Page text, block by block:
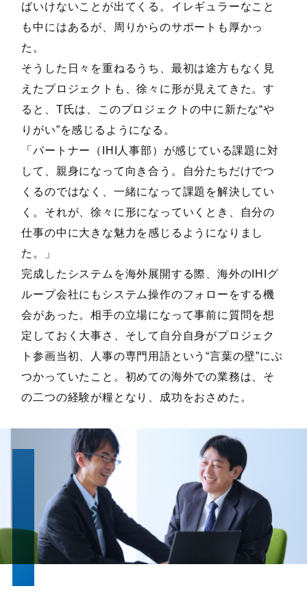
ばいけないことが出てくる。イレギュラーなこと
も中にはあるが、周りからのサポートも厚かっ
た。
そうした日々を重ねるうち、最初は途方もなく見
えたプロジェクトも、徐々に形が見えてきた。す
ると、T氏は、このプロジェクトの中に新たな“や
りがい”を感じるようになる。
「パートナー（IHI人事部）が感じている課題に対
して、親身になって向き合う。自分たちだけでつ
くるのではなく、一緒になって課題を解決してい
く。それが、徐々に形になっていくとき、自分の
仕事の中に大きな魅力を感じるようになりまし
た。」
完成したシステムを海外展開する際、海外のIHIグ
ループ会社にもシステム操作のフォローをする機
会があった。相手の立場になって事前に質問を想
定しておく大事さ、そして自分自身がプロジェク
ト参画当初、人事の専門用語という“言葉の壁”にぶ
つかっていたこと。初めての海外での業務は、そ
の二つの経験が糧となり、成功をおさめた。